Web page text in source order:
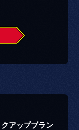
クアップブラン